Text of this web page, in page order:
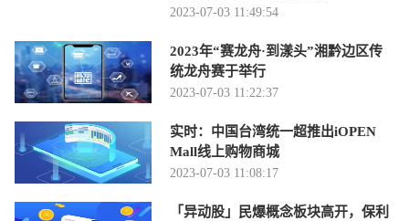
2023-07-03 11:49:54
2023年“赛龙舟·到漾头”湘黔边区传
统龙舟赛于举行
2023-07-03 11:22:37
实时：中国台湾统一超推出iOPEN
Mall线上购物商城
2023-07-03 11:08:17
「异动股」民爆概念板块高开，保利